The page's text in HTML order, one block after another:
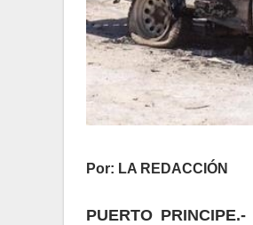
Por: LA REDACCIÓN
PUERTO PRINCIPE.-